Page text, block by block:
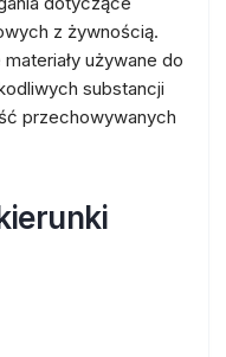
z żywnością.
używane do
substancji
przechowywanych